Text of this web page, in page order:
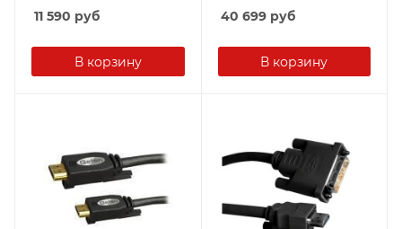
11 590 руб
В корзину
40 699руб
В корзину